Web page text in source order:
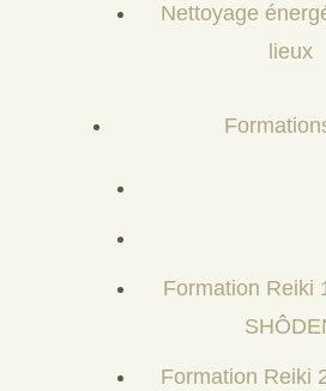
Nettoyage
lieux
Formation Reiki
Formation Reiki